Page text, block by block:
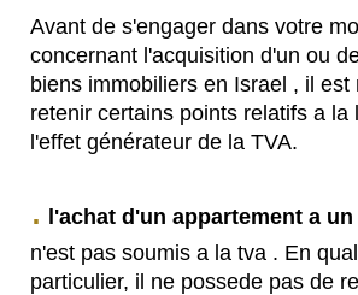
Avant de s'engager dans votre
concernant l'acquisition d'un ou
biens immobiliers en Israel , il est
retenir certains points relatifs a la
l'effet générateur de la TVA.
. l'achat d'un appartement a
n'est pas soumis a la tva . En
particulier, il ne possede pas de